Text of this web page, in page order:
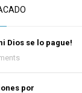
Dios se lo pague!
por